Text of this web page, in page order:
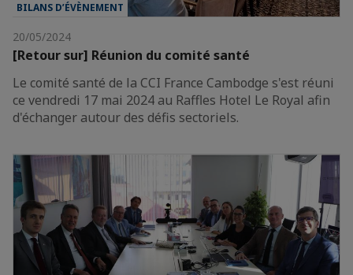
BILANS D’ÉVÈNEMENT
20/05/2024
[Retour sur] Réunion du comité santé
Le comité santé de la CCI France Cambodge s'est réuni
ce vendredi 17 mai 2024 au Raffles Hotel Le Royal afin
d'échanger autour des défis sectoriels.